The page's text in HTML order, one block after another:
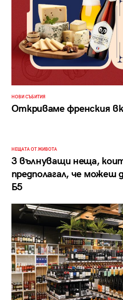
НОВИ СЪБИТИЯ
Откриваме френския
НЕЩАТА ОТ ЖИВОТА
3 вълнуващи неща,
предполагал, че можеш
Б5